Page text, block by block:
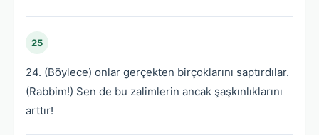
25
24. (Böylece) onlar gerçekten birçoklarını saptırdılar.
(Rabbim!) Sen de bu zalimlerin ancak şaşkınlıklarını
arttır!